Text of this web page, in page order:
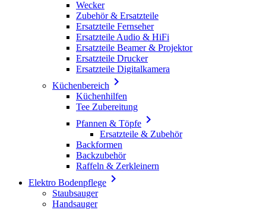
Wecker
Zubehör & Ersatzteile
Ersatzteile Fernseher
Ersatzteile Audio & HiFi
Ersatzteile Beamer & Projektor
Ersatzteile Drucker
Ersatzteile Digitalkamera
Küchenbereich 
Küchenhilfen
Tee Zubereitung
Pfannen & Töpfe 
Ersatzteile & Zubehör
Backformen
Backzubehör
Raffeln & Zerkleinern
Elektro Bodenpflege 
Staubsauger
Handsauger